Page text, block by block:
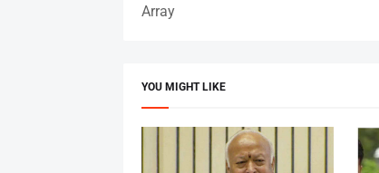
Array
YOU MIGHT LIKE